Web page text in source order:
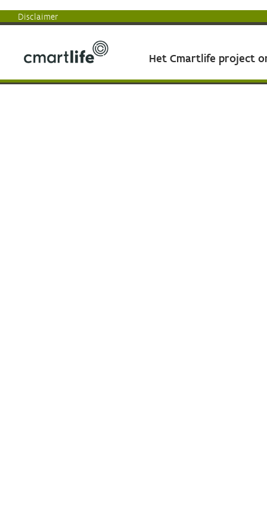
Disclaimer
Het Cmartlife project